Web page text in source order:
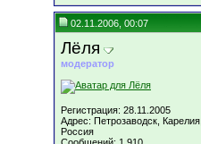
02.11.2006, 00:07
Лёля
модератор
Регистрация: 28.11.2005
Адрес: Петрозаводск, Карелия,
Россия